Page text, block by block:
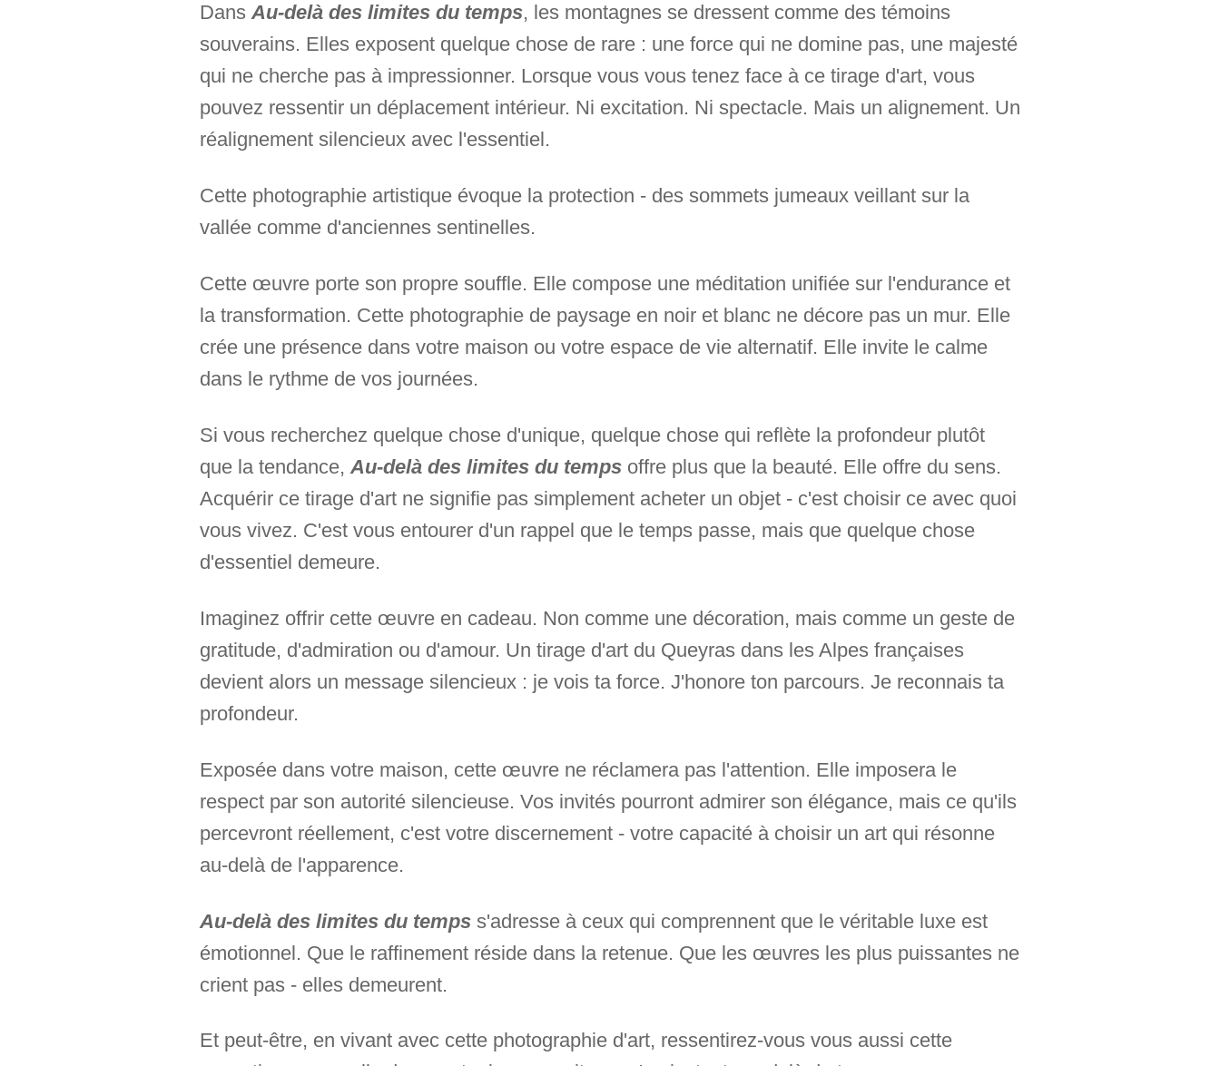
DansAu-delà des limites du temps, les montagnes se dressent comme des témoins
souverains. Elles exposent quelque chose de rare : une force qui ne domine pas, une majesté
qui ne cherche pas à impressionner. Lorsque vous vous tenez face à ce tirage d'art, vous
pouvez ressentir un déplacement intérieur. Ni excitation. Ni spectacle. Mais un alignement. Un
réalignement silencieux avec l'essentiel.
Cette photographie artistique évoque la protection - des sommets jumeaux veillant sur la
vallée comme d'anciennes sentinelles.
Cette œuvre porte son propre souffle. Elle compose une méditation unifiée sur l'endurance et
la transformation. Cette photographie de paysage en noir et blanc ne décore pas un mur. Elle
crée une présence dans votre maison ou votre espace de vie alternatif. Elle invite le calme
dans le rythme de vos journées.
Si vous recherchez quelque chose d'unique, quelque chose qui reflète la profondeur plutôt
que la tendance, Au-delà des limites du tempsoffre plus que la beauté. Elle offre du sens.
Acquérir ce tirage d'art ne signifie pas simplement acheter un objet - c'est choisir ce avec quoi
vous vivez. C'est vous entourer d'un rappel que le temps passe, mais que quelque chose
d'essentiel demeure.
Imaginez offrir cette œuvre en cadeau. Non comme une décoration, mais comme un geste de
gratitude, d'admiration ou d'amour. Un tirage d'art du Queyras dans les Alpes françaises
devient alors un message silencieux : je vois ta force. J'honore ton parcours. Je reconnais ta
profondeur.
Exposée dans votre maison, cette œuvre ne réclamera pas l'attention. Elle imposera le
respect par son autorité silencieuse. Vos invités pourront admirer son élégance, mais ce qu'ils
percevront réellement, c'est votre discernement - votre capacité à choisir un art qui résonne
au-delà de l'apparence.
Au-delà des limites du tempss'adresse à ceux qui comprennent que le véritable luxe est
émotionnel. Que le raffinement réside dans la retenue. Que les œuvres les plus puissantes ne
crient pas - elles demeurent.
Et peut-être, en vivant avec cette photographie d'art, ressentirez-vous vous aussi cette